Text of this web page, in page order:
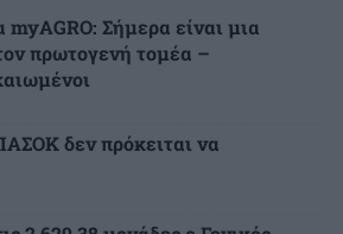
Σήμερα είναι μια
πρωτογενή τομέα –
δεν πρόκειται να